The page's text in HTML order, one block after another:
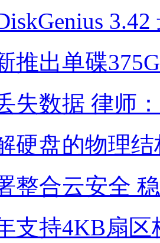
推出单碟
失数据 律师
硬盘的物理结
整合云安全
支持4KB扇区